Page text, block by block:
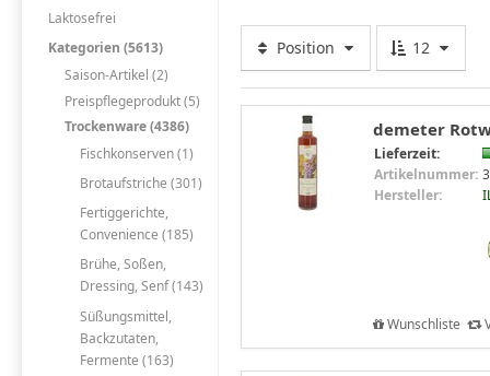
Laktosefrei
Kategorien (5613)
Saison-Artikel (2)
Preispflegeprodukt (5)
Trockenware (4386)
Fischkonserven (1)
Brotaufstriche (301)
Fertiggerichte,
Convenience (185)
Brühe, Soßen,
Dressing, Senf (143)
Süßungsmittel,
Backzutaten,
Fermente (163)
Position 12
demeter
Lieferzeit:
Artikelnummer:
Hersteller:
Wunschliste